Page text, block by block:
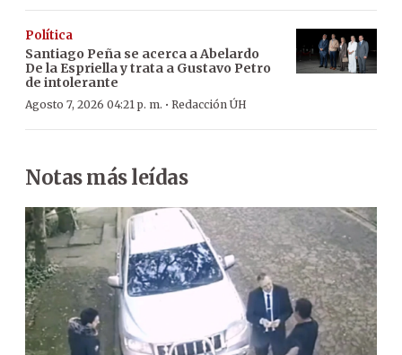
Política
Santiago Peña se acerca a Abelardo
De la Espriella y trata a Gustavo Petro
de intolerante
Agosto 7, 2026 04:21 p. m. · Redacción ÚH
Notas más leídas